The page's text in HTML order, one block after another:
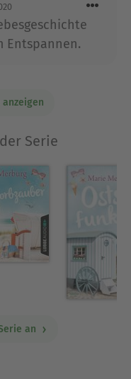
Entspannen.
Serie
an